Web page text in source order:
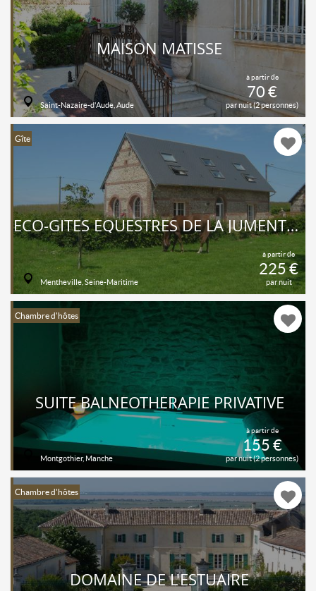
à partir de
70 €
par nuit (2 personnes)
MAISON MATISSE
Saint-Nazaire-d'Aude, Aude
Gîte
à partir de
225 €
par nuit
ECO-GÎTES ÉQUESTRES DE LA JUMENTERIE DES NÉFLIERS
Mentheville, Seine-Maritime
Chambre d'hôtes
à partir de
155 €
par nuit (2 personnes)
SUITE BALNÉOTHÉRAPIE PRIVATIVE
Montgothier, Manche
Chambre d'hôtes
DOMAINE DE L'ESTUAIRE